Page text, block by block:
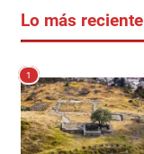
Lo más reciente
1